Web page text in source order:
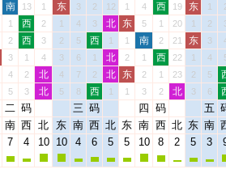
南 13 1 东 3 2 12 1 4 西 19 东 1
1 西 2 1 4 3 北 东 5 1 20 1 2
2 西 3 2 5 西 1 1 南 2 21 东 3
3 1 4 3 6 1 北 2 1 西 22 1 4
4 2 北 4 7 2 北 东 2 1 23 2 5
5 3 北 5 8 西 1 1 3 2 北 3 6
二 码 三 码 四 码 五
南 西 北 东 南 西 北 东 南 西 北 东 南
7 4 10 10 4 6 5 5 10 8 2 5 3